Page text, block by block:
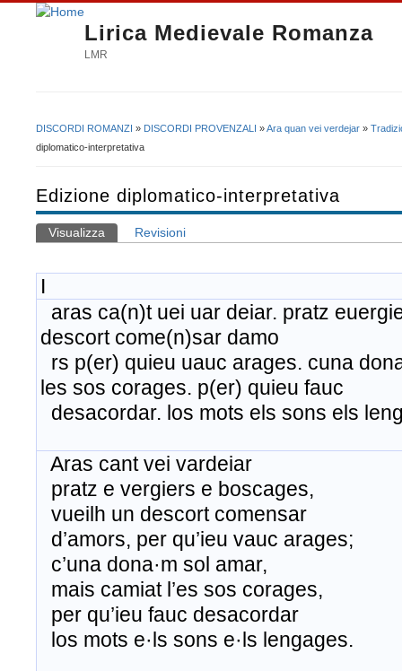
Lirica Medievale Romanza
LMR
Tu sei qui
DISCORDI ROMANZI » DISCORDI PROVENZALI »Ara quan vei verdejar »
diplomatico-interpretativa
Edizione diplomatico-interpretativa
Schede primarie
Visualizza (scheda attiva)
Revisioni
I
aras ca(n)t uei uar deiar. pratz
descort come(n)sar damo
rs p(er) quieu uauc arages. cuna
les sos corages. p(er) quieu fauc
desacordar. los mots els sons els
Aras cant vei vardeiar
pratz e vergiers e boscages,
vueilh un descort comensar
d’amors, per qu’ieu vauc arages;
c’una dona·m sol amar,
mais camiat l’es sos corages,
per qu’ieu fauc desacordar
los mots e·ls sons e·ls lengages.